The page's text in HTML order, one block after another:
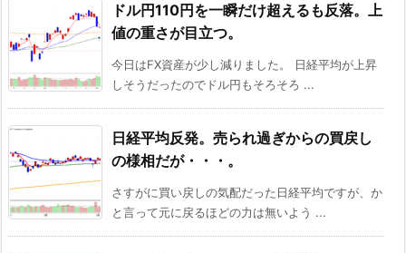
ドル円110円を一瞬だけ超えるも反落。上
値の重さが目立つ。
今日はFX資産が少し減りました。 日経平均が上昇
しそうだったのでドル円もそろそろ ...
日経平均反発。売られ過ぎからの買戻し
の様相だが・・・。
さすがに買い戻しの気配だった日経平均ですが、か
と言って元に戻るほどの力は無いよう ...